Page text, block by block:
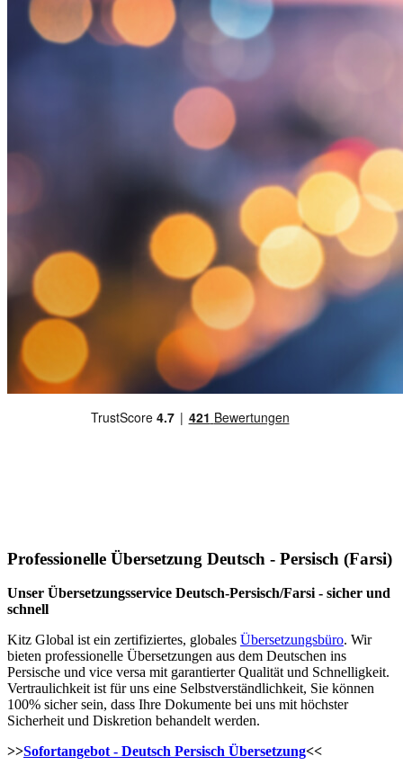
Professionelle Übersetzung Deutsch - Persisch (Farsi)
Unser Übersetzungsservice Deutsch-Persisch/Farsi - sicher und
schnell
Kitz Global ist ein zertifiziertes, globales Übersetzungsbüro. Wir
bieten professionelle Übersetzungen aus dem Deutschen ins
Persische und vice versa mit garantierter Qualität und Schnelligkeit.
Vertraulichkeit ist für uns eine Selbstverständlichkeit, Sie können
100% sicher sein, dass Ihre Dokumente bei uns mit höchster
Sicherheit und Diskretion behandelt werden.
>>Sofortangebot - Deutsch Persisch Übersetzung<<